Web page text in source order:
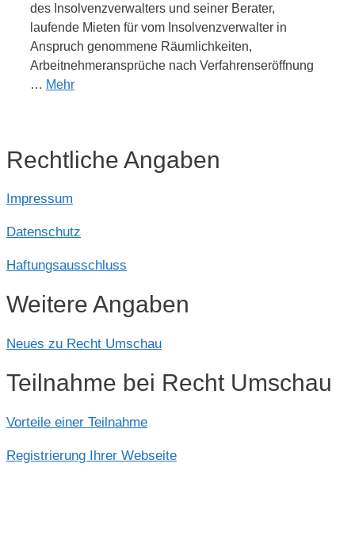
des Insolvenzverwalters und seiner Berater,
laufende Mieten für vom Insolvenzverwalter in
Anspruch genommene Räumlichkeiten,
Arbeitnehmeransprüche nach Verfahrenseröffnung
… Mehr
Rechtliche Angaben
Impressum
Datenschutz
Haftungsausschluss
Weitere Angaben
Neues zu Recht Umschau
Teilnahme bei Recht Umschau
Vorteile einer Teilnahme
Registrierung Ihrer Webseite